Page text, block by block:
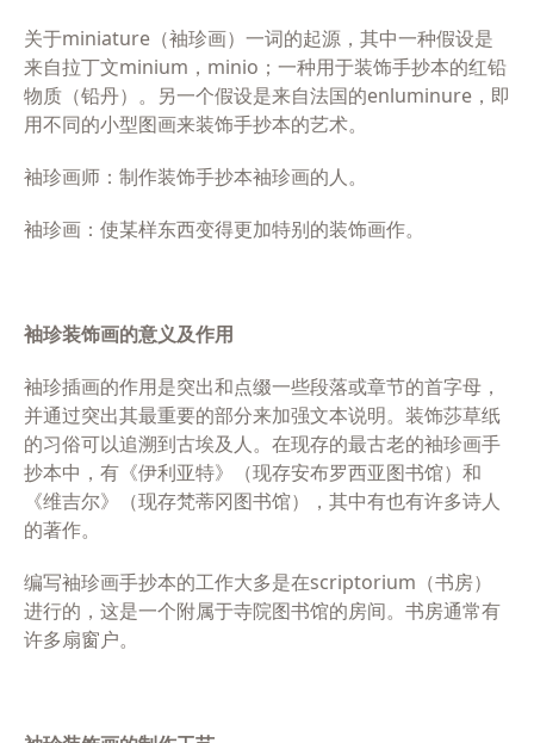
关于miniature （袖珍画）一词的起源，其中一种假设是
来自拉丁文minium，minio ；一种用于装饰手抄本的红铅
物质（铅丹）。另一个假设是来自法国的enluminure ，即
用不同的小型图画来装饰手抄本的艺术。
袖珍画师：制作装饰手抄本袖珍画的人。
袖珍画：使某样东西变得更加特别的装饰画作。
袖珍装饰画的意义及作用
袖珍插画的作用是突出和点缀一些段落或章节的首字母，
并通过突出其最重要的部分来加强文本说明。装饰莎草纸
的习俗可以追溯到古埃及人。在现存的最古老的袖珍画手
抄本中，有《伊利亚特》（现存安布罗西亚图书馆）和
《维吉尔》（现存梵蒂冈图书馆），其中有也有许多诗人
的著作。
编写袖珍画手抄本的工作大多是在scriptorium （书房）
进行的，这是一个附属于寺院图书馆的房间。书房通常有
许多扇窗户。